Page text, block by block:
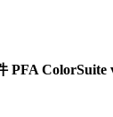
PFA ColorSuite